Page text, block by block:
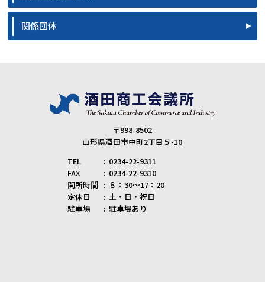
関係団体
〒998-8502
山形県酒田市中町2丁目５-10
TEL
0234-22-9311
FAX
0234-22-9310
開所時間
８：30～17：20
定休日
土・日・祝日
駐車場
駐車場あり